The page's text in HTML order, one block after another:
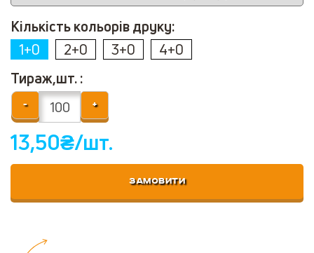
Кількість кольорів друку:
1+0
2+0 3+0
4+0
Тираж,шт. :
- +
13,50₴/шт.
ЗАМОВИТИ